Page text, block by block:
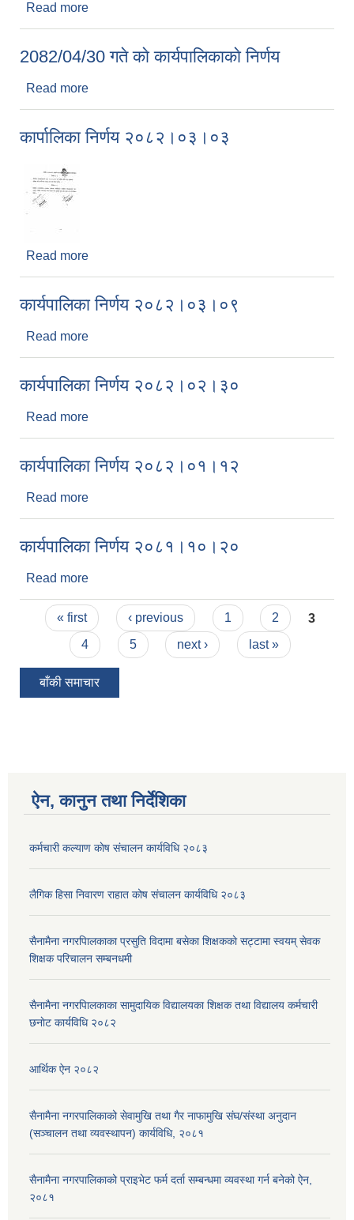
Read more
2082/04/30 गते काे कार्यपालिकाकाे निर्णय
Read more
कार्पालिका निर्णय २०८२।०३।०३
Read more
कार्यपालिका निर्णय २०८२।०३।०९
Read more
कार्यपालिका निर्णय २०८२।०२।३०
Read more
कार्यपालिका निर्णय २०८२।०१।१२
Read more
कार्यपालिका निर्णय २०८१।१०।२०
Read more
Pages
« first ‹ previous 1 2
3
4
5 next › last »
बाँकी समाचार
ऐन, कानुन तथा निर्देशिका
कर्मचारी कल्याण काेष संचालन कार्यविधि २०८३
लैगिक हिसा निवारण राहात कोष संचालन कार्यविधि २०८३
सैनामैना नगरपािलकाका प्रसुति विदामा बसेका शिक्षककाे सट्टामा स्वयम् सेवक
शिक्षक परिचालन सम्बनधमी
सैनामैना नगरपािलकाका सामुदायिक विद्यालयका शिक्षक तथा विद्यालय कर्मचारी
छनाेट कार्यविधि २०८२
आर्थिक ऐन २०८२
सैनामैना नगरपालिकाको सेवामुखि तथा गैर नाफामुखि संघ/संस्था अनुदान
(सञ्चालन तथा व्यवस्थापन) कार्यविधि, २०८१
सैनामैना नगरपालिकाको प्राइभेट फर्म दर्ता सम्बन्धमा व्यवस्था गर्न बनेको ऐन,
२०८१